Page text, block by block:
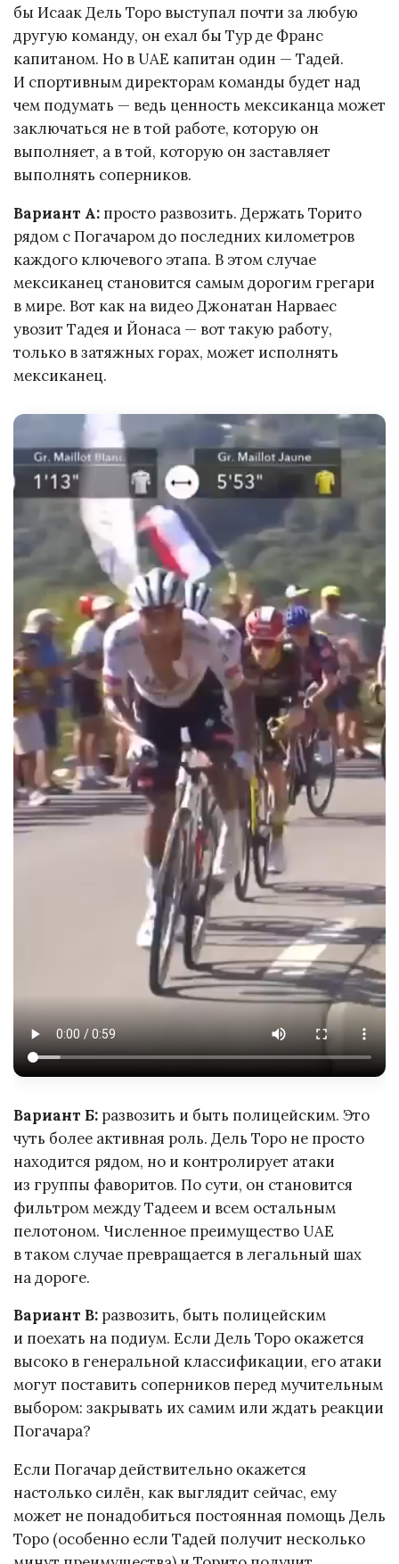
бы Исаак Дель Торо выступал почти за любую
другую команду, он ехал бы Тур де Франс
капитаном. Но в UAE капитан один — Тадей.
И спортивным директорам команды будет над
чем подумать — ведь ценность мексиканца может
заключаться не в той работе, которую он
выполняет, а в той, которую он заставляет
выполнять соперников.
Вариант А: просто развозить. Держать Торито
рядом с Погачаром до последних километров
каждого ключевого этапа. В этом случае
мексиканец становится самым дорогим грегари
в мире. Вот как на видео Джонатан Нарваес
увозит Тадея и Йонаса — вот такую работу,
только в затяжных горах, может исполнять
мексиканец.
Вариант Б: развозить и быть полицейским. Это
чуть более активная роль. Дель Торо не просто
находится рядом, но и контролирует атаки
из группы фаворитов. По сути, он становится
фильтром между Тадеем и всем остальным
пелотоном. Численное преимущество UAE
в таком случае превращается в легальный шах
на дороге.
Вариант В: развозить, быть полицейским
и поехать на подиум. Если Дель Торо окажется
высоко в генеральной классификации, его атаки
могут поставить соперников перед мучительным
выбором: закрывать их самим или ждать реакции
Погачара?
Если Погачар действительно окажется
настолько силён, как выглядит сейчас, ему
может не понадобиться постоянная помощь Дель
Торо (особенно если Тадей получит несколько